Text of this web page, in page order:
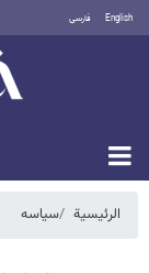
English فارسی
الرئيسية سیاسه